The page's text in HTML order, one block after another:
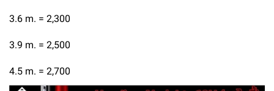
3.6 m. = 2,300
3.9 m. = 2,500
4.5 m. = 2,700